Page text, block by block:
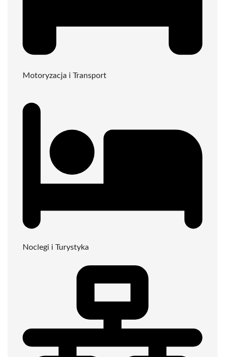
Motoryzacja i Transport
Noclegi i Turystyka